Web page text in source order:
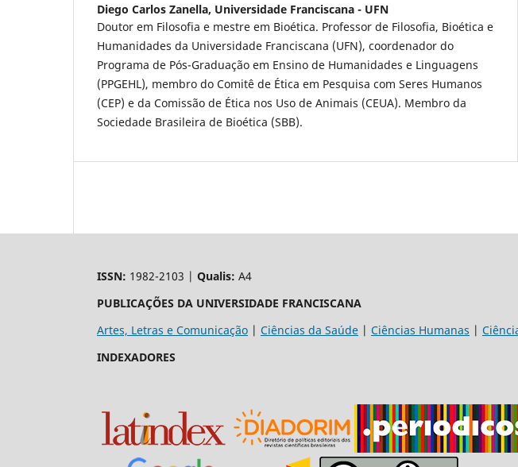
Diego Carlos Zanella, Universidade Franciscana - UFN
Doutor em Filosofia e mestre em Bioética. Professor de Filosofia, Bioética e
Humanidades da Universidade Franciscana (UFN), coordenador do
Programa de Pós-Graduação em Ensino de Humanidades e Linguagens
(PPGEHL), membro do Comitê de Ética em Pesquisa com Seres Humanos
(CEP) e da Comissão de Ética nos Uso de Animais (CEUA). Membro da
Sociedade Brasileira de Bioética (SBB).
ISSN: 1982-2103 | Qualis: A4
PUBLICAÇÕES DA UNIVERSIDADE FRANCISCANA
Artes, Letras e Comunicação | Ciências da Saúde | Ciências Humanas |
INDEXADORES